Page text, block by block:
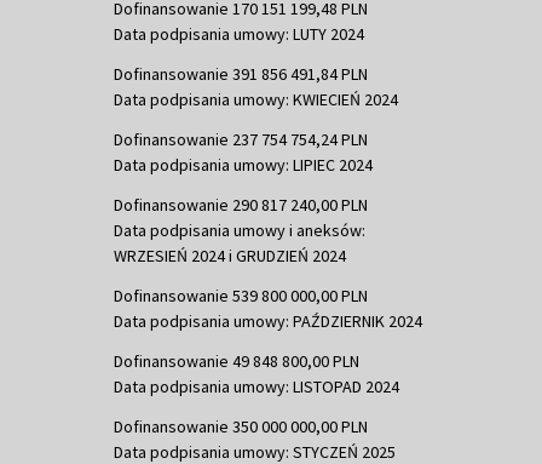
Dofinansowanie 170 151 199,48 PLN
Data podpisania umowy: LUTY 2024
Dofinansowanie 391 856 491,84 PLN
Data podpisania umowy: KWIECIEŃ 2024
Dofinansowanie 237 754 754,24 PLN
Data podpisania umowy: LIPIEC 2024
Dofinansowanie 290 817 240,00 PLN
Data podpisania umowy i aneksów:
WRZESIEŃ 2024 i GRUDZIEŃ 2024
Dofinansowanie 539 800 000,00 PLN
Data podpisania umowy: PAŹDZIERNIK 2024
Dofinansowanie 49 848 800,00 PLN
Data podpisania umowy: LISTOPAD 2024
Dofinansowanie 350 000 000,00 PLN
Data podpisania umowy: STYCZEŃ 2025